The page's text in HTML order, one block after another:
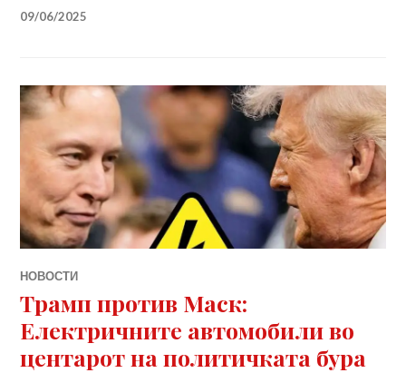
09/06/2025
НОВОСТИ
Трамп против Маск:
Електричните автомобили во
центарот на политичката бура